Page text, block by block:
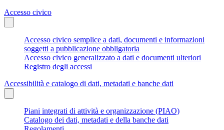
Accesso civico
Accesso civico semplice a dati, documenti e informazioni
soggetti a pubblicazione obbligatoria
Accesso civico generalizzato a dati e documenti ulteriori
Registro degli accessi
Accessibilità e catalogo di dati, metadati e banche dati
Piani integrati di attività e organizzazione (PIAO)
Catalogo dei dati, metadati e della banche dati